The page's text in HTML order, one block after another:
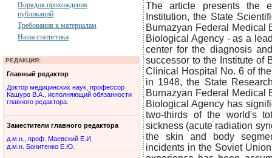
Порядок прохождения
публикаций
Требования к материалам
Наша статистика
РЕДАКЦИЯ:
Главный редактор
Доктор медицинских наук, профессор
Кашуро В.А., исполняющий обязанности
главного редактора.
Заместители главного редактора
д.м.н., проф. Маевский Е.И.
д.м.н. Бонитенко Е.Ю.
The article presents the
Institution, the State
Burnazyan Federal Medical
Biological Agency - as a
center for the diagnosis
successor to the Institute of
Clinical Hospital No. 6 of
in 1948, the State
Burnazyan Federal Medical
Biological Agency has
two-thirds of the world's
sickness (acute radiation
the skin and body
incidents in the Soviet